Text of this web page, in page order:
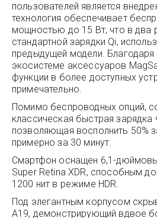
пользователей является
технология обеспечивает
мощностью до 15 Вт, что в два
стандартной зарядки Qi,
предыдущей модели.
экосистеме аксессуаров
функции в более доступных
примечательно.
Помимо беспроводных опций,
классическая быстрая зарядка
позволяющая восполнить 50%
примерно за 30 минут.
Смартфон оснащен 6,1-
Super Retina XDR, способным
1200 нит в режиме HDR.
Под элегантным корпусом
A19, демонстрирующий вдвое